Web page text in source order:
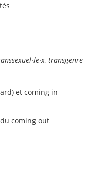
transgenre
et coming in
coming out